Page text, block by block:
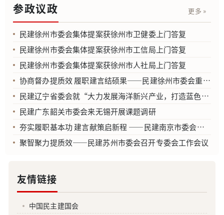
参政议政 更多 »
民建徐州市委会集体提案获徐州市卫健委上门答复
民建徐州市委会集体提案获徐州市工信局上门答复
民建徐州市委会集体提案获徐州市人社局上门答复
协商督办提质效 履职建言结硕果——民建徐州市委会重点提案协商督办工作侧记
民建辽宁省委会就“大力发展海洋新兴产业，打造蓝色增长引擎”课题到盐城开展调研
民建广东韶关市委会来无锡开展课题调研
夯实履职基本功 建言献策启新程 ——民建南京市委会举办2026年参政议政工作培训班
聚智聚力提质效——民建苏州市委会召开专委会工作会议
友情链接
中国民主建国会